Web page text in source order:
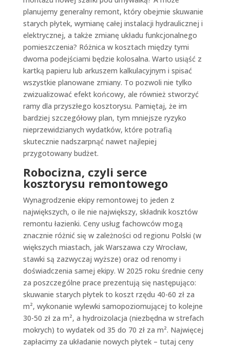
planujemy generalny remont, który obejmie skuwanie
starych płytek, wymianę całej instalacji hydraulicznej i
elektrycznej, a także zmianę układu funkcjonalnego
pomieszczenia? Różnica w kosztach między tymi
dwoma podejściami będzie kolosalna. Warto usiąść z
kartką papieru lub arkuszem kalkulacyjnym i spisać
wszystkie planowane zmiany. To pozwoli nie tylko
zwizualizować efekt końcowy, ale również stworzyć
ramy dla przyszłego kosztorysu. Pamiętaj, że im
bardziej szczegółowy plan, tym mniejsze ryzyko
nieprzewidzianych wydatków, które potrafią
skutecznie nadszarpnąć nawet najlepiej
przygotowany budżet.
Robocizna, czyli serce
kosztorysu remontowego
Wynagrodzenie ekipy remontowej to jeden z
największych, o ile nie największy, składnik kosztów
remontu łazienki. Ceny usług fachowców mogą
znacznie różnić się w zależności od regionu Polski (w
większych miastach, jak Warszawa czy Wrocław,
stawki są zazwyczaj wyższe) oraz od renomy i
doświadczenia samej ekipy. W 2025 roku średnie ceny
za poszczególne prace prezentują się następująco:
skuwanie starych płytek to koszt rzędu 40-60 zł za
m², wykonanie wylewki samopoziomującej to kolejne
30-50 zł za m², a hydroizolacja (niezbędna w strefach
mokrych) to wydatek od 35 do 70 zł za m². Najwięcej
zapłacimy za układanie nowych płytek – tutaj ceny